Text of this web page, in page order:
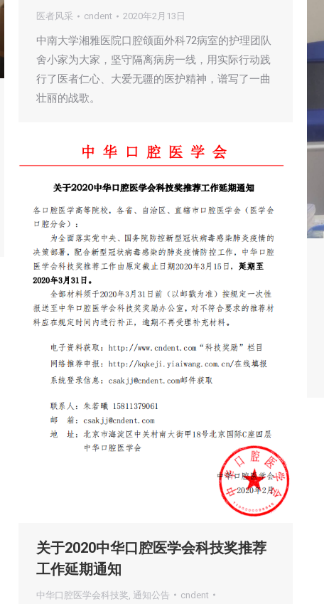
医者风采 cndent 2020年2月13日
中南大学湘雅医院口腔颌面外科72病室的护理团队
舍小家为大家，坚守隔离病房一线，用实际行动践
行了医者仁心、大爱无疆的医护精神，谱写了一曲
壮丽的战歌。
关于2020中华口腔医学会科技奖推荐
工作延期通知
中华口腔医学会科技奖 通知公告 cndent